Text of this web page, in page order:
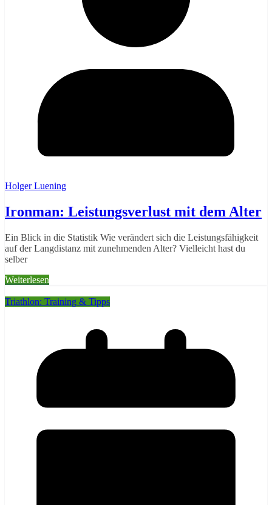
Holger Luening
Ironman: Leistungsverlust mit dem Alter
Ein Blick in die Statistik Wie verändert sich die Leistungsfähigkeit
auf der Langdistanz mit zunehmenden Alter? Vielleicht hast du
selber
Weiterlesen
Triathlon: Training & Tipps